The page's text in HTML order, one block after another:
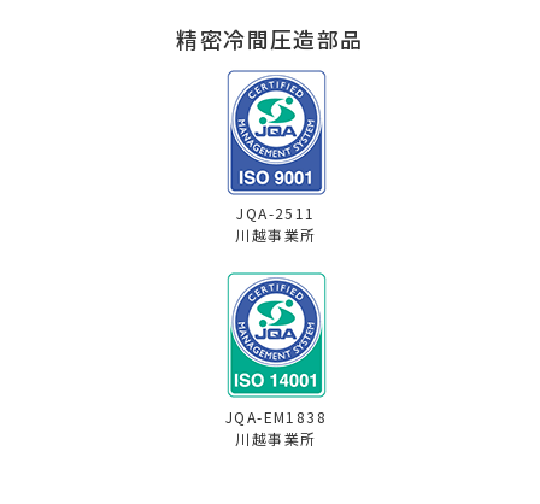
精密冷間圧造部品
JQA-2511
川越事業所
JQA-EM1838
川越事業所